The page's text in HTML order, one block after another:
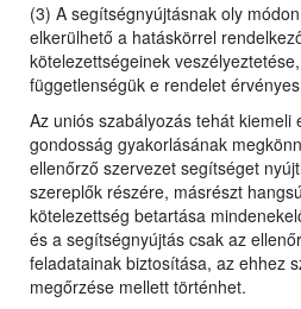
(3) A segítségnyújtásnak oly
elkerülhető a hatáskörrel
kötelezettségeinek
függetlenségük e rendelet
Az uniós szabályozás tehát kiemeli
gondosság gyakorlásának
ellenőrző szervezet segítséget
szereplők részére, másrészt
kötelezettség betartása
és a segítségnyújtás csak az
feladatainak biztosítása, az ehhez
megőrzése mellett történhet.